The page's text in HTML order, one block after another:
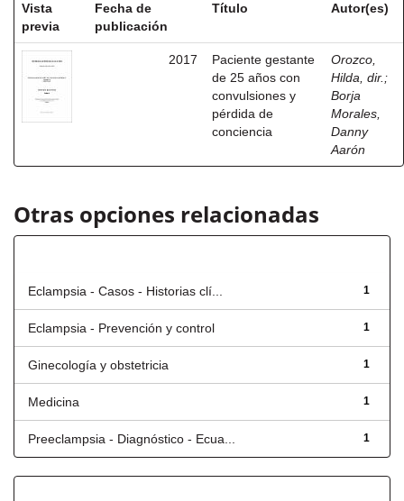
Vista
previa
Fecha de
publicación
Título Autor(es)
2017
Paciente gestante
de 25 años con
convulsiones y
pérdida de
conciencia
Orozco,
Hilda, dir. ;
Borja
Morales,
Danny
Aarón
Otras opciones relacionadas
1
Eclampsia - Casos - Historias clí...
1
Eclampsia - Prevención y control
1
Ginecología y obstetricia
1
Medicina
1
Preeclampsia - Diagnóstico - Ecua...